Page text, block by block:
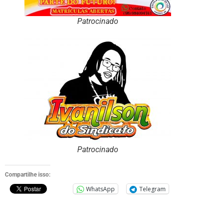
Patrocinado
Patrocinado
Compartilhe isso:
WhatsApp Telegram